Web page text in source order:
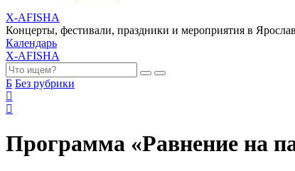
X-AFISHA
Концерты, фестивали, праздники и мероприятия в
Календарь
X-AFISHA
Б Без рубрики
Программа «Равнение на